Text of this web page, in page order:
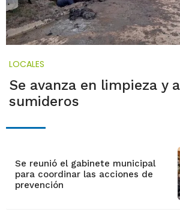
LOCALES
Se avanza en limpieza y
sumideros
Se reunió el gabinete municipal
para coordinar las acciones de
prevención